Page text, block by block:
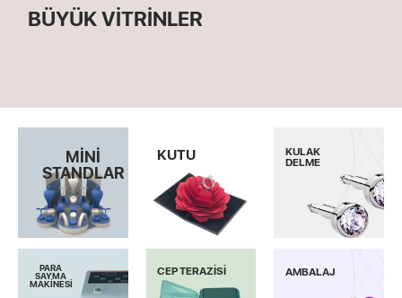
BÜYÜK VİTRİNLER
MİNİ
STANDLAR
KUTU KULAK
DELME
PARA
SAYMA
MAKİNESİ
CEP TERAZİSİ AMBALAJ